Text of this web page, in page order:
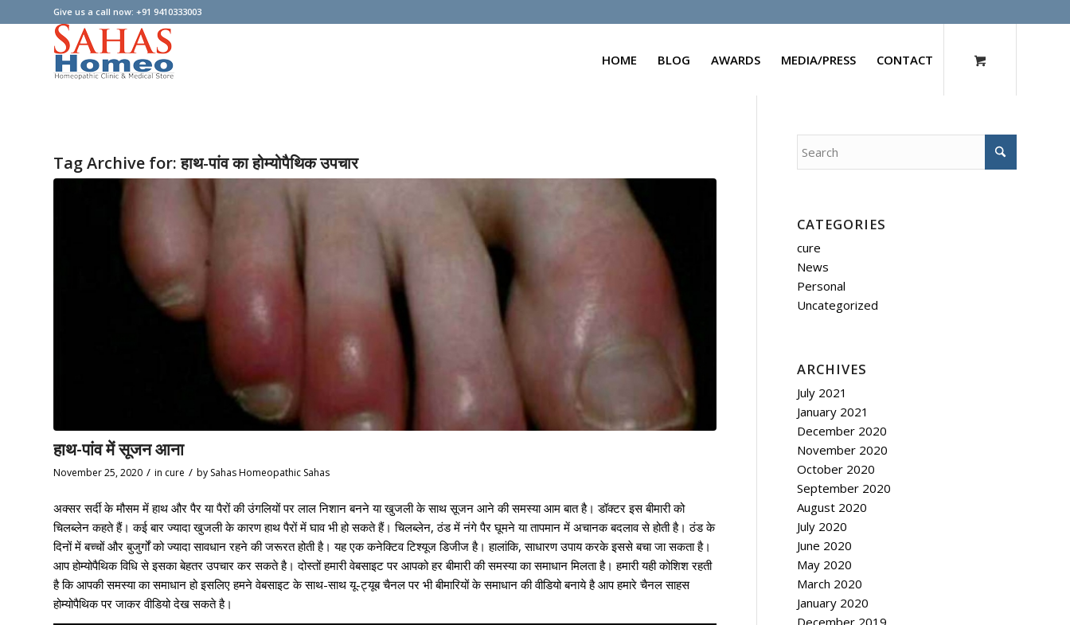
Give us a call now: +91 9410333003
HOME BLOG AWARDS MEDIA/PRESS CONTACT
Tag Archive for:हाथ-पांव का होम्योपैथिक उपचार
हाथ-पांव में सूजन आना
November 25, 2020 / in cure / by Sahas Homeopathic Sahas
अक्सर सर्दी के मौसम में हाथ और पैर या पैरों की उंगलियों पर लाल निशान बनने या खुजली के साथ सूजन आने की समस्या आम बात है। डॉक्टर इस बीमारी को
चिलब्लेन कहते हैं। कई बार ज्यादा खुजली के कारण हाथ पैरों में घाव भी हो सकते हैं। चिलब्लेन, ठंड में नंगे पैर घूमने या तापमान में अचानक बदलाव से होती है। ठंड के
दिनों में बच्चों और बुजुर्गों को ज्यादा सावधान रहने की जरूरत होती है। यह एक कनेक्टिव टिश्यूज डिजीज है। हालांकि, साधारण उपाय करके इससे बचा जा सकता है।
आप होम्योपैथिक विधि से इसका बेहतर उपचार कर सकते है। दोस्तों हमारी वेबसाइट पर आपको हर बीमारी की समस्या का समाधान मिलता है। हमारी यही कोशिश रहती
है कि आपकी समस्या का समाधान हो इसलिए हमने वेबसाइट के साथ-साथ यू-ट्यूब चैनल पर भी बीमारियों के समाधान की वीडियो बनाये है आप हमारे चैनल साहस
होम्योपैथिक पर जाकर वीडियो देख सकते है।
CATEGORIES
cure
News
Personal
Uncategorized
ARCHIVES
July 2021
January 2021
December 2020
November 2020
October 2020
September 2020
August 2020
July 2020
June 2020
May 2020
March 2020
January 2020
December 2019